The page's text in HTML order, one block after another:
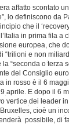
affatto scontato
lo definiscono da
che il
in prima fila a
europea, che
e non
“seconda o terza
del Consiglio
in rosso è il 6
aprile. E dopo il 6
vertice dei leader
cioè un
possibile, di